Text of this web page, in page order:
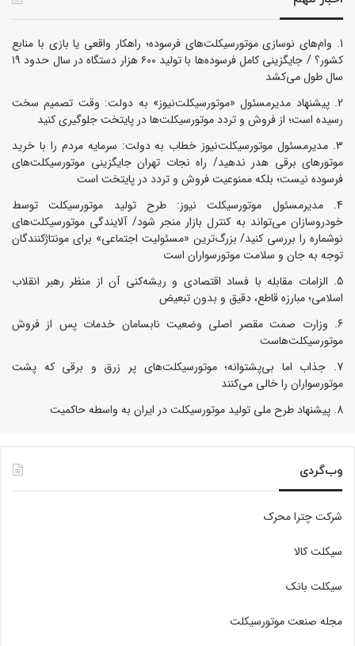
وام‌های نوسازی موتورسیکلت‌های فرسوده؛ راهکار واقعی یا بازی با منابع
کشور؟ / جایگزینی کامل فرسوده‌ها با تولید ۶۰۰ هزار دستگاه در سال حدود ۱۹
سال طول می‌کشد
پیشنهاد مدیرمسئول «موتورسیکلت‌نیوز» به دولت: وقت تصمیم سخت
رسیده است؛ از فروش و تردد موتورسیکلت‌ها در پایتخت جلوگیری کنید
مدیرمسئول موتورسیکلت‌نیوز خطاب به دولت: سرمایه مردم را با خرید
موتورهای برقی هدر ندهید/ راه نجات تهران جایگزینی موتورسیکلت‌های
فرسوده نیست؛ بلکه ممنوعیت فروش و تردد در پایتخت است
مدیرمسئول موتورسیکلت نیوز: طرح تولید موتورسیکلت توسط
خودروسازان می‌تواند به کنترل بازار منجر شود/ آلایندگی موتورسیکلت‌های
نوشماره را بررسی کنید/ بزرگ‌ترین «مسئولیت اجتماعی» برای مونتاژکنندگان
توجه به جان و سلامت موتورسواران است
الزامات مقابله با فساد اقتصادی و ریشه‌کنی آن از منظر رهبر انقلاب
اسلامی؛ مبارزه قاطع، دقیق و بدون تبعیض
وزارت صمت مقصر اصلی وضعیت نابسامان خدمات پس از فروش
موتورسیکلت‌هاست
جذاب اما بی‌پشتوانه؛ موتورسیکلت‌های پر زرق‌ و برقی که پشت
موتورسواران را خالی می‌کنند
پیشنهاد طرح ملی تولید موتورسیکلت در ایران به واسطه حاکمیت
وب‌گردی
شرکت چترا محرک
سیکلت کالا
سیکلت بانک
مجله صنعت موتورسیکلت